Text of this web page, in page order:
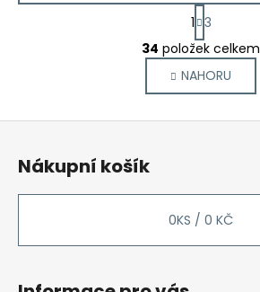
O
v
l
á
d
p
r
S
t
r
á
n
k
o
1 3
34 položek celkem
NAHORU
Nákupní košík
0KS / 0 KČ